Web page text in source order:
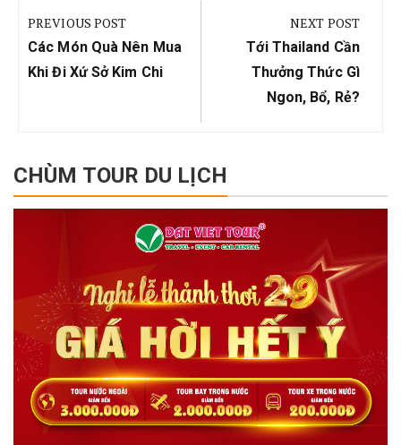
hướng
bài
viết
PREVIOUS POST
Previous
Post:
Các Món Quà Nên Mua
Khi Đi Xứ Sở Kim Chi
NEXT POST
Next
Post:
Tới Thailand Cần
Thưởng Thức Gì
Ngon, Bổ, Rẻ?
CHÙM TOUR DU LỊCH